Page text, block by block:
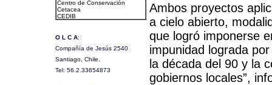
Ambos proyectos
a cielo abierto,
que logró imponerse
impunidad lograda
la década del 90 y la
gobiernos locales”,